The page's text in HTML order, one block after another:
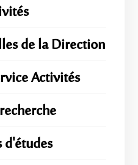
de la Direction
Activités
d'études